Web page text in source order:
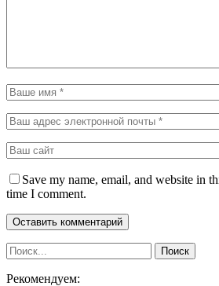
Save my name, email, and website in
time I comment.
Рекомендуем: